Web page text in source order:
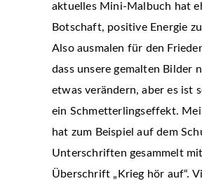
aktuelles Mini-Malbuch hat
Botschaft, positive Energie
Also ausmalen für den
dass unsere gemalten Bilder
etwas verändern, aber es ist
ein Schmetterlingseffekt.
hat zum Beispiel auf dem
Unterschriften gesammelt
Überschrift „Krieg hör auf“.